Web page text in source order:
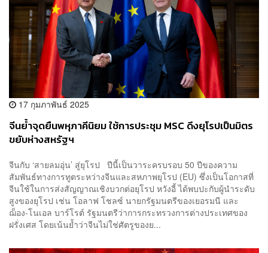
17 กุมภาพันธ์ 2025
จีนย้ำจุดยืนพหุภาคีนิยม ใช้การประชุม MSC ดึงยุโรปเป็นมิตร
ขยับห่างสหรัฐฯ
จีนกับ ‘สายลมอุ่น’ สู่ยุโรป ปีนี้เป็นวาระครบรอบ 50 ปีของความ
สัมพันธ์ทางการทูตระหว่างจีนและสหภาพยุโรป (EU) ซึ่งเป็นโอกาสที่
จีนใช้ในการส่งสัญญาณเชิงบวกต่อยุโรป หวังอี้ ได้พบปะกับผู้นำระดับ
สูงของยุโรป เช่น โอลาฟ โชลซ์ นายกรัฐมนตรีของเยอรมนี และ
ฌ็อง-โนเอล บาร์โรต์ รัฐมนตรีว่าการกระทรวงการต่างประเทศของ
ฝรั่งเศส โดยเน้นย้ำว่าจีนไม่ใช่ศัตรูของย...